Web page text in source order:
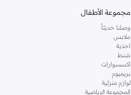
مجموعة الأطفال
وصلنا حديثاً
ملابس
احذية
شنط
اكسسوارات
بريميوم
لوازم منزلية
المجموعة الرياضية